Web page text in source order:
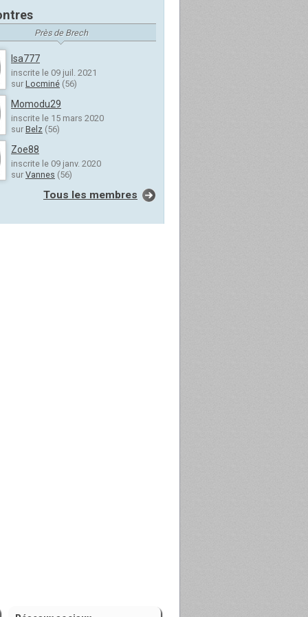
Près de Brech
Isa777
inscrite le 09 juil. 2021
sur Locminé (56)
Momodu29
inscrite le 15 mars 2020
sur Belz (56)
Zoe88
inscrite le 09 janv. 2020
sur Vannes (56)
Tous les membres